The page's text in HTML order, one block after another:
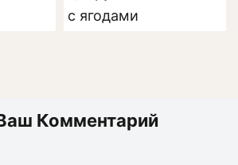
с ягодами
Комментарий